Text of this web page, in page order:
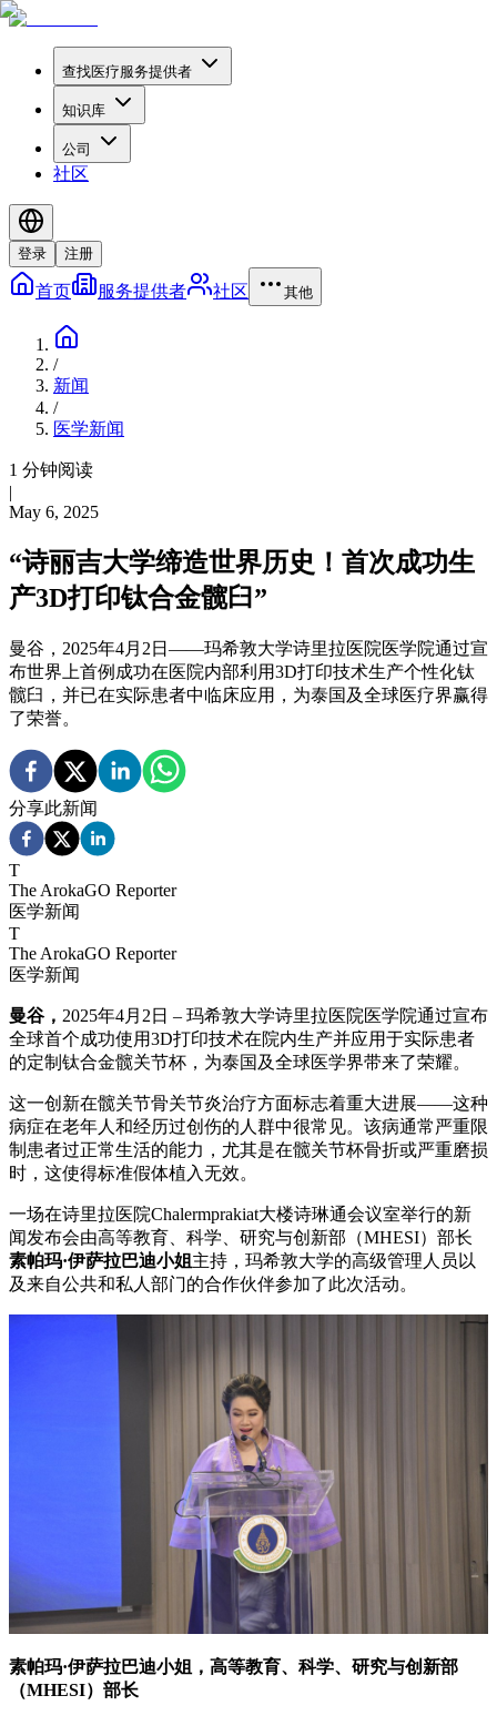
查找医疗服务提供者
知识库
公司
社区
登录 注册
首页 服务提供者 社区 其他
/
新闻
/
医学新闻
1 分钟阅读
|
May 6, 2025
“诗丽吉大学缔造世界历史！首次成功生
产3D打印钛合金髋臼”
曼谷，2025年4月2日——玛希敦大学诗里拉医院医学院通过宣
布世界上首例成功在医院内部利用3D打印技术生产个性化钛
髋臼，并已在实际患者中临床应用，为泰国及全球医疗界赢得
了荣誉。
分享此新闻
T
The ArokaGO Reporter
医学新闻
T
The ArokaGO Reporter
医学新闻
曼谷， 2025年4月2日 – 玛希敦大学诗里拉医院医学院通过宣布
全球首个成功使用3D打印技术在院内生产并应用于实际患者
的定制钛合金髋关节杯，为泰国及全球医学界带来了荣耀。
这一创新在髋关节骨关节炎治疗方面标志着重大进展——这种
病症在老年人和经历过创伤的人群中很常见。该病通常严重限
制患者过正常生活的能力，尤其是在髋关节杯骨折或严重磨损
时，这使得标准假体植入无效。
一场在诗里拉医院Chalermprakiat大楼诗琳通会议室举行的新
闻发布会由高等教育、科学、研究与创新部（MHESI）部长
素帕玛·伊萨拉巴迪小姐 主持，玛希敦大学的高级管理人员以
及来自公共和私人部门的合作伙伴参加了此次活动。
素帕玛·伊萨拉巴迪小姐，高等教育、科学、研究与创新部
（MHESI）部长